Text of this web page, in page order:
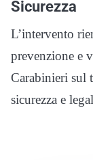
Sicurezza
L’intervento
prevenzione e
Carabinieri sul
sicurezza e